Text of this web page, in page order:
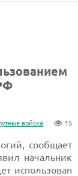
войска 15
сообщает
начальник
использован